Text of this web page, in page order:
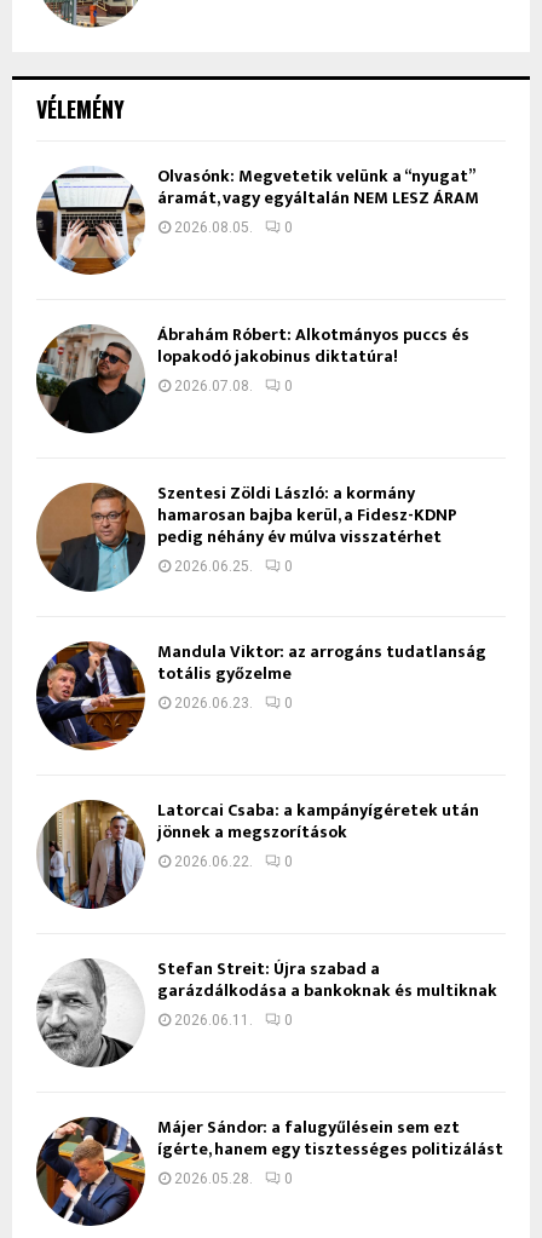
VÉLEMÉNY
Olvasónk: Megvetetik velünk a “nyugat”
áramát, vagy egyáltalán NEM LESZ ÁRAM
2026.08.05. 0
Ábrahám Róbert: Alkotmányos puccs és
lopakodó jakobinus diktatúra!
2026.07.08. 0
Szentesi Zöldi László: a kormány
hamarosan bajba kerül, a Fidesz-KDNP
pedig néhány év múlva visszatérhet
2026.06.25. 0
Mandula Viktor: az arrogáns tudatlanság
totális győzelme
2026.06.23. 0
Latorcai Csaba: a kampányígéretek után
jönnek a megszorítások
2026.06.22. 0
Stefan Streit: Újra szabad a
garázdálkodása a bankoknak és multiknak
2026.06.11. 0
Májer Sándor: a falugyűlésein sem ezt
ígérte, hanem egy tisztességes politizálást
2026.05.28. 0